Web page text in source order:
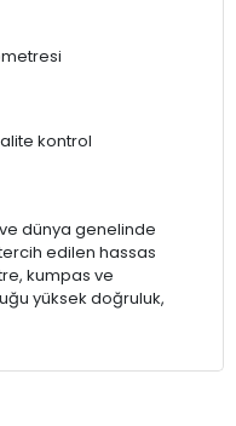
kontrol
dünya genelinde
edilen hassas
kumpas ve
yüksek doğruluk,